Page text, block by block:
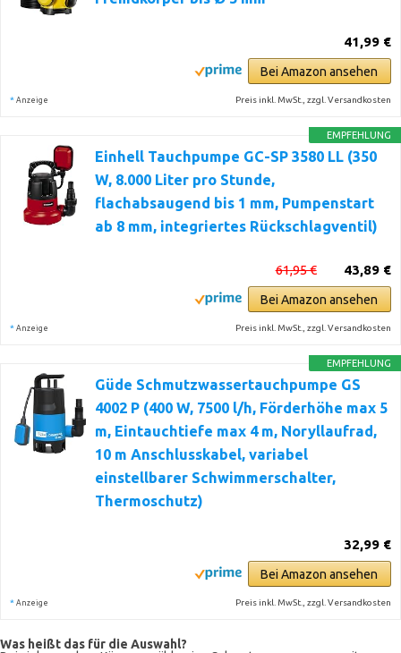
41,99 €
Bei Amazon ansehen
* Anzeige Preis inkl. MwSt., zzgl. Versandkosten
EMPFEHLUNG
Einhell Tauchpumpe GC-SP 3580 LL (350
W, 8.000 Liter pro Stunde,
flachabsaugend bis 1 mm, Pumpenstart
ab 8 mm, integriertes Rückschlagventil)
43,89 €
61,95 €
Bei Amazon ansehen
* Anzeige Preis inkl. MwSt., zzgl. Versandkosten
EMPFEHLUNG
Güde Schmutzwassertauchpumpe GS
4002 P (400 W, 7500 l/h, Förderhöhe max 5
m, Eintauchtiefe max 4 m, Noryllaufrad,
10 m Anschlusskabel, variabel
einstellbarer Schwimmerschalter,
Thermoschutz)
32,99 €
Bei Amazon ansehen
* Anzeige Preis inkl. MwSt., zzgl. Versandkosten
Was heißt das für die Auswahl?